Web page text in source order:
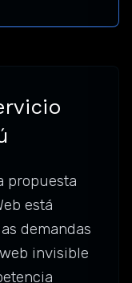
propuesta
está
demandas
invisible